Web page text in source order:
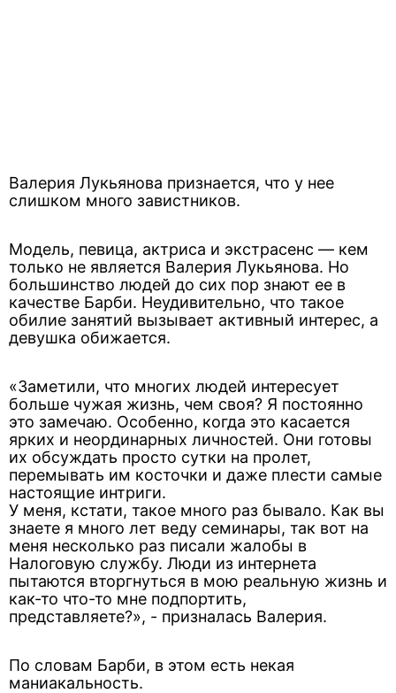
Валерия Лукьянова признается, что у нее
слишком много завистников.
Модель, певица, актриса и экстрасенс — кем
только не является Валерия Лукьянова. Но
большинство людей до сих пор знают ее в
качестве Барби. Неудивительно, что такое
обилие занятий вызывает активный интерес, а
девушка обижается.
«Заметили, что многих людей интересует
больше чужая жизнь, чем своя? Я постоянно
это замечаю. Особенно, когда это касается
ярких и неординарных личностей. Они готовы
их обсуждать просто сутки на пролет,
перемывать им косточки и даже плести самые
настоящие интриги.
У меня, кстати, такое много раз бывало. Как вы
знаете я много лет веду семинары, так вот на
меня несколько раз писали жалобы в
Налоговую службу. Люди из интернета
пытаются вторгнуться в мою реальную жизнь и
как-то что-то мне подпортить,
представляете?», - призналась Валерия.
По словам Барби, в этом есть некая
маниакальность.